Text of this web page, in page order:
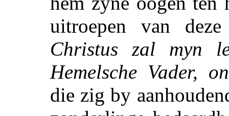
uitroepen van
Christus zal myn
Hemelsche Vader,
die zig by